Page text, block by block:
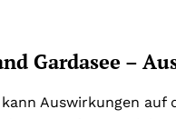
Gardasee –
Auswirkungen